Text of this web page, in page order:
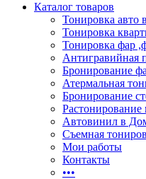
Каталог товаров
Тонировка авто
Тонировка
Тонировка фар
Антигравийная
Бронирование
Атермальная
Бронирование
Автовинил в
Съемная
Мои работы
Контакты
•••